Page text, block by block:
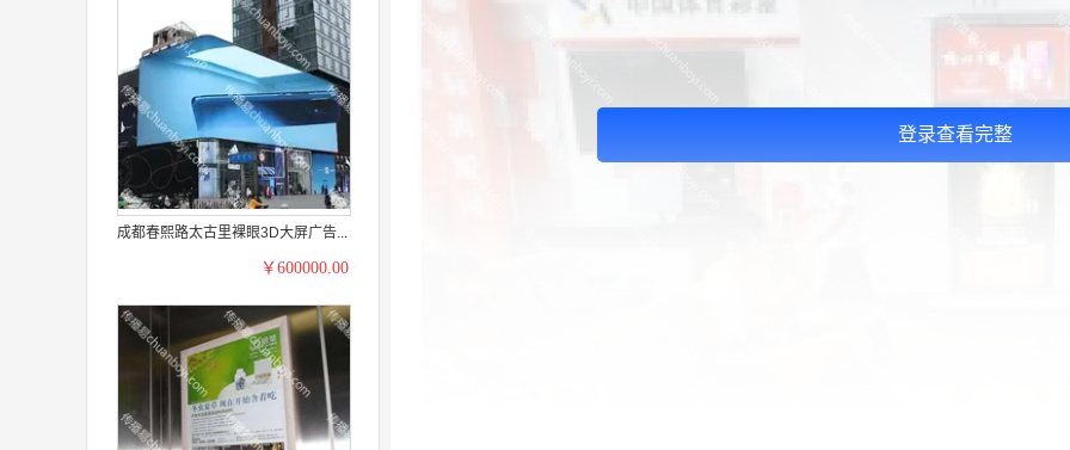
成都春熙路太古里裸眼3D大屏广告...
￥600000.00
登录查看完整